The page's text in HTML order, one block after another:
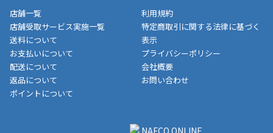
■商品によっては一部決済方法が使用できない場合がございま
す。
メーカー直送品など一部商品については、その他商品との購入に
制限がかかる場合がございます。また発送日についても、通常と
異なる場合がございます。対象商品の説明ページをご確認くださ
い。
■店舗受取をご選択いただいた場合
ご注文が確認出来次第、お受取される店舗在庫を使用してご準備
をさせていただきます。店舗に在庫がない場合は店舗よりお取り
いただく場合がございます。店舗準備でのお渡しとなる為、商品
店舗一覧
店舗受取サービス実施一覧
送料について
お支払いについて
配送について
返品について
ポイントについて
利用規約
特定商取引に関する法律に基づく
表示
プライバシーポリシー
会社概要
お問い合わせ